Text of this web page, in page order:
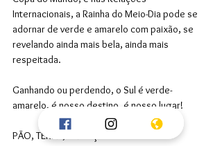
Internacionais, a Rainha do Meio-Dia pode se
adornar de verde e amarelo com paixão, se
revelando ainda mais bela, ainda mais
respeitada.
Ganhando ou perdendo, o Sul é verde-
amarelo, é nosso destino, é nosso lugar!
PÃO, TERRA, TRADIÇÃO!